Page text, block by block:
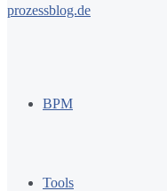
prozessblog.de
BPM
Tools